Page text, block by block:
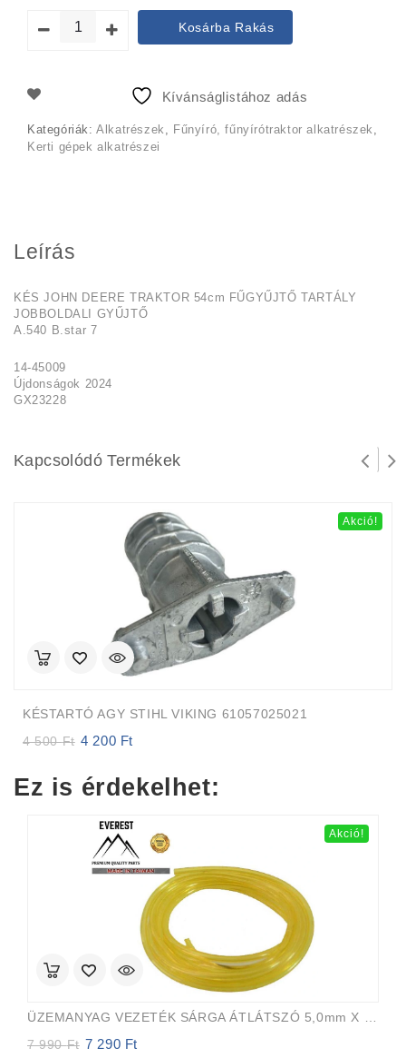
was:
490 Ft.
is:
8
Kosárba Rakás
Kívánságlistához adás
Kategóriák:Alkatrészek , Fűnyíró, fűnyírótraktor alkatrészek ,
Kerti gépek alkatrészei
Leírás
KÉS JOHN DEERE TRAKTOR 54cm FŰGYŰJTŐ TARTÁLY
JOBBOLDALI GYŰJTŐ
A.540 B.star 7
14-45009
Újdonságok 2024
GX23228
Kapcsolódó Termékek
Akció!
KÉSTARTÓ AGY STIHL VIKING 61057025021
4 500Ft Original
4
4 200 Ft
4
Ez is érdekelhet:
Akció!
7 990Ft Original
7 290 Ft